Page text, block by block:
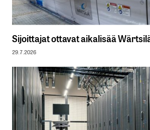
Sijoittajat ottavat aikalisää
29.7.2026